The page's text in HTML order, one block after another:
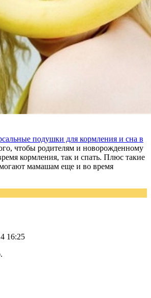
подушки для кормления и сна в
чтобы родителям и новорожденному
кормления, так и спать. Плюс такие
мамашам еще и во время
16:25